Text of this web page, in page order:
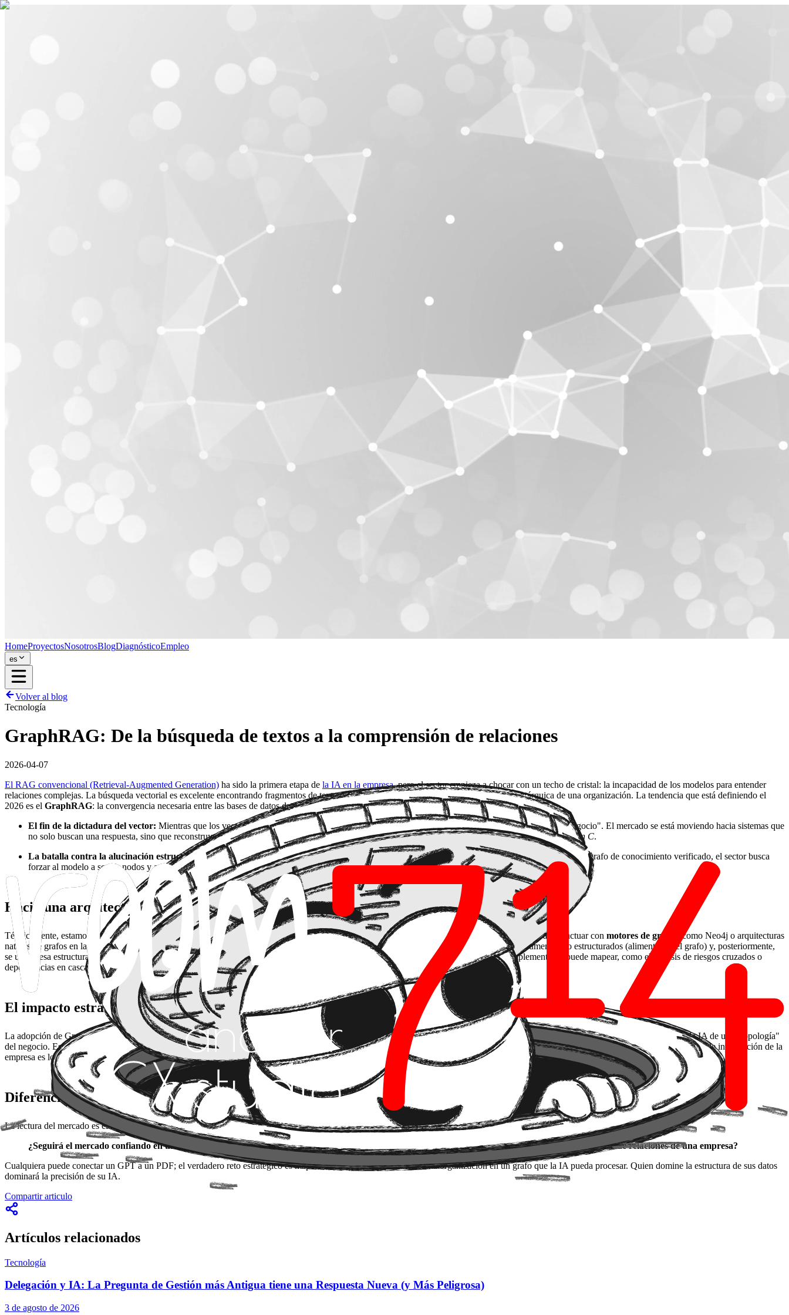
HomeProyectosNosotrosBlogDiagnósticoEmpleo
es
Volver al blog
Tecnología
GraphRAG: De la búsqueda de textos a la comprensión de relaciones
2026-04-07
El RAG convencional (Retrieval-Augmented Generation) ha sido la primera etapa de la IA en la empresa, pero el sector empieza a chocar con un techo de cristal: la incapacidad de los modelos para entender
relaciones complejas. La búsqueda vectorial es excelente encontrando fragmentos de texto parecidos, pero es "amnésica" ante la estructura jerárquica de una organización. La tendencia que está definiendo el
2026 es el GraphRAG: la convergencia necesaria entre las bases de datos de grafos y los modelos de lenguaje.
El fin de la dictadura del vector: Mientras que los vectores agrupan información por "cercanía semántica", los grafos la conectan por "lógica de negocio". El mercado se está moviendo hacia sistemas que
no solo buscan una respuesta, sino que reconstruyen el contexto: entendiendo que el
Proyecto Aestá vinculado alCliente Ba través de unaRegulación C.
La batalla contra la alucinación estructural:
El gran problema de la IA generativano es solo inventar datos, sino inventar conexiones. Al integrar un grafo de conocimiento verificado, el sector busca
forzar al modelo a seguir nodos y aristas reales, eliminando la improvisación en las dependencias de datos.
Hacia una arquitectura de Memoria Semántica
Técnicamente, estamos observando una evolución crítica en el stack de datos. El paradigma está pasando de consultar índices vectoriales aislados a interactuar con motores de grafos
(como Neo4j o arquitecturas
nativas de grafos en la nube). El proceso que emerge como estándar es bidireccional: se utiliza la IA para extraer entidades y relaciones de documentos no estructurados (alimentando el grafo) y, posteriormente,
se utiliza esa estructura para inyectar "conocimiento determinista" en el prompt. Esto permite resolver consultas que el RAG tradicional simplemente no puede mapear, como el análisis de riesgos cruzados o
dependencias en cascada.
El impacto estratégico: Agentes con contexto real
La adopción de GraphRAG es el pre-requisito para la siguiente frontera: agentes autónomos con memoria a largo plazo
. No se trata de instalar un chat más inteligente, sino de dotar a la IA de una "topología"
del negocio. Esta tendencia es especialmente disruptiva en sectores con alta densidad de datos interconectados (legal, logística, ingeniería compleja), donde la capacidad de navegar por la red de información de la
empresa es lo que separa un juguete tecnológico de una herramienta de decisión.
Diferenciación: La inteligencia está en la estructura
La lectura del mercado es clara:
la ventaja competitiva está dejando de residir en el modelo (LLM) para trasladarse a la estructura del conocimiento.
¿Seguirá el mercado confiando en una IA que solo busca palabras, o estamos ante el despliegue definitivo de sistemas que realmente entienden la red de relaciones de una empresa?
Cualquiera puede conectar un GPT a un PDF; el verdadero reto estratégico es mapear la inteligencia colectiva de una organización en un grafo que la IA pueda procesar. Quien domine la estructura de sus datos
dominará la precisión de su IA.
Compartir articulo
Artículos relacionados
Tecnología
Delegación y IA: La Pregunta de Gestión más Antigua tiene una Respuesta Nueva (y Más Peligrosa)
3 de agosto de 2026